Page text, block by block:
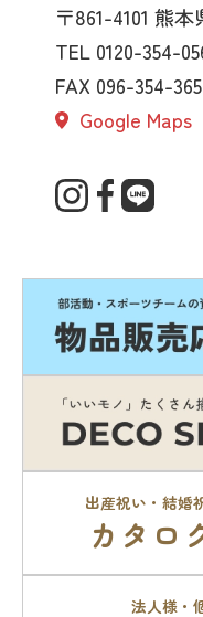
〒861-4101 熊本
TEL 0120-354-
FAX 096-354-
Google Maps
出産祝い・結婚
カタロ
法人様・